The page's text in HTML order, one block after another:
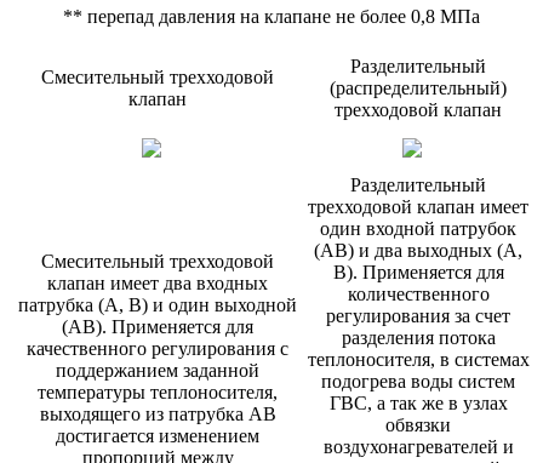
** пе­репад дав­ле­ния на кла­пане не бо­лее 0,8 МПа
Смесительный трехходовой
клапан
Разделительный
(распределительный)
трехходовой клапан
Смесительный трехходовой
клапан имеет два входных
патрубка (А, В) и один выходной
(АВ). Применяется для
качественного регулирования с
поддержанием заданной
температуры теплоносителя,
выходящего из патрубка АВ
достигается изменением
пропорций между
Разделительный
трехходовой клапан имеет
один входной патрубок
(АВ) и два выходных (А,
В). Применяется для
количественного
регулирования за счет
разделения потока
теплоносителя, в системах
подогрева воды систем
ГВС, а так же в узлах
обвязки
воздухонагревателей и